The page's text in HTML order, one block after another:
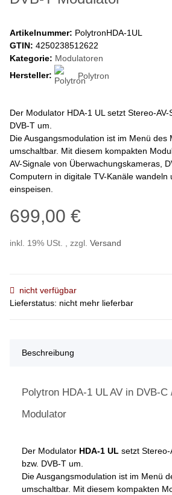
Artikelnummer: PolytronHDA-1UL
GTIN: 4250238512622
Kategorie: Modulatoren
Hersteller:
Polytron
Der Modulator HDA-1 UL setzt Stereo-AV-
DVB-T um.
Die Ausgangsmodulation ist im Menü des
umschaltbar. Mit diesem kompakten
AV-Signale von Überwachungskameras,
Computern in digitale TV-Kanäle wandeln
einspeisen.
699,00 €
inkl. 19% USt. , zzgl. Versand
nicht verfügbar
Lieferstatus: nicht mehr lieferbar
Beschreibung
Polytron HDA-1 UL AV in DVB-C
Modulator
Der Modulator HDA-1 UL setzt Stereo-
bzw. DVB-T um.
Die Ausgangsmodulation ist im Menü
umschaltbar. Mit diesem kompakten